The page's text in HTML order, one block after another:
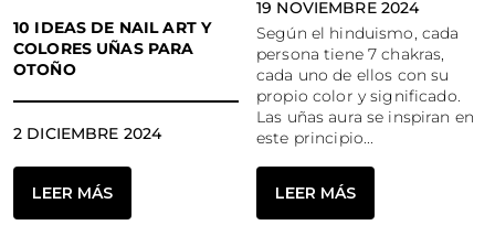
10 IDEAS DE NAIL ART Y
COLORES UÑAS PARA
OTOÑO
2 DICIEMBRE 2024
LEER MÁS
19 NOVIEMBRE 2024
Según el hinduismo, cada
persona tiene 7 chakras,
cada uno de ellos con su
propio color y significado.
Las uñas aura se inspiran en
este principio...
LEER MÁS